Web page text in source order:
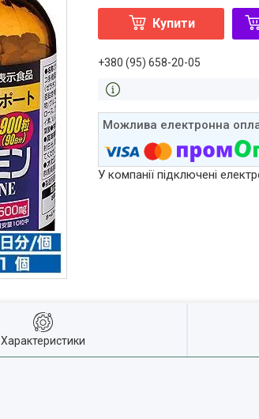
Купити
+380 (95) 658-20-05
У компанії підключені
Характеристики